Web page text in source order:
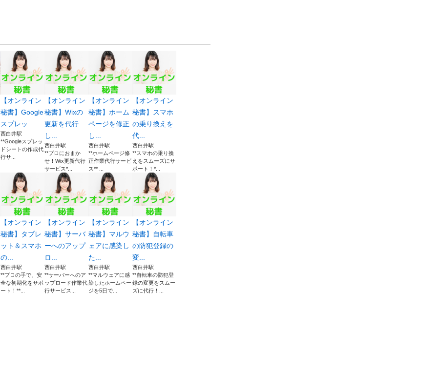
【オンライン
秘書】Google
スプレッ...
西白井駅
**Googleスプレッ
ドシートの作成代
行サ...
【オンライン
秘書】Wixの
更新を代行
し...
西白井駅
**プロにおまか
せ！Wix更新代行
サービス*...
【オンライン
秘書】ホーム
ページを修正
し...
西白井駅
**ホームページ修
正作業代行サービ
ス** ...
【オンライン
秘書】スマホ
の乗り換えを
代...
西白井駅
**スマホの乗り換
えをスムーズにサ
ポート！*...
【オンライン
秘書】タブレ
ット＆スマホ
の...
西白井駅
**プロの手で、安
全な初期化をサポ
ート！**...
【オンライン
秘書】サーバ
ーへのアップ
ロ...
西白井駅
**サーバーへのア
ップロード作業代
行サービス...
【オンライン
秘書】マルウ
ェアに感染し
た...
西白井駅
**マルウェアに感
染したホームペー
ジを5日で...
【オンライン
秘書】自転車
の防犯登録の
変...
西白井駅
**自転車の防犯登
録の変更をスムー
ズに代行！...